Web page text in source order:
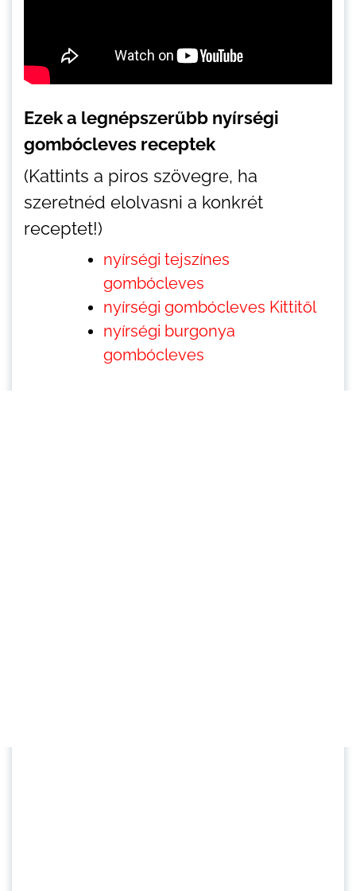
Ezek a legnépszerűbb nyírségi
gombócleves receptek
(Kattints a piros szövegre, ha
szeretnéd elolvasni a konkrét
receptet!)
nyírségi tejszínes
gombócleves
nyírségi gombócleves Kittitől
nyírségi burgonya
gombócleves